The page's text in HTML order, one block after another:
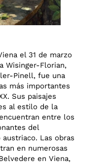
el 31 de marzo
Wisinger-Florian,
Pinell, fue una
más importantes
Sus paisajes
al estilo de la
entre los
del
Las obras
en numerosas
en Viena,